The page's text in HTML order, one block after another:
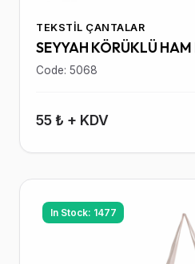
TEKSTIL ÇANTALAR
SEYYAH KÖRÜKLÜ
Code: 5068
55 ₺ + KDV
In Stock: 1477